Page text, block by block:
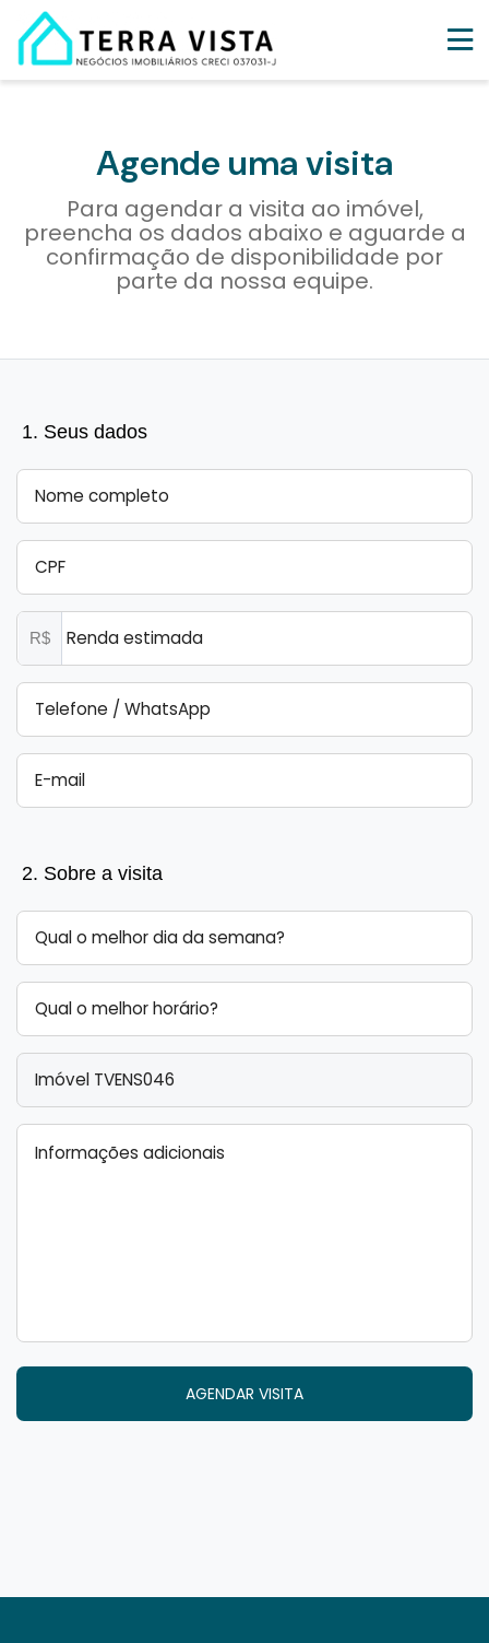
Agende uma visita
Para agendar a visita ao imóvel,
preencha os dados abaixo e aguarde a
confirmação de disponibilidade por
parte da nossa equipe.
1. Seus dados
R$
2. Sobre a visita